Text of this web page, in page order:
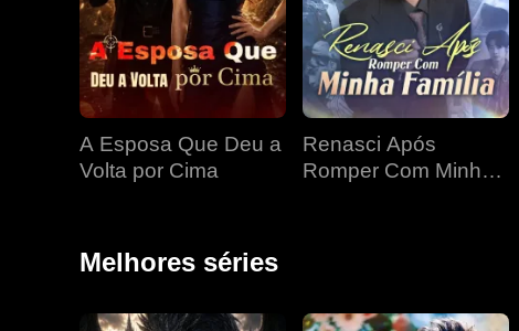
A Esposa Que Deu a
Volta por Cima
Renasci Após
Romper Com Minha
Melhores séries